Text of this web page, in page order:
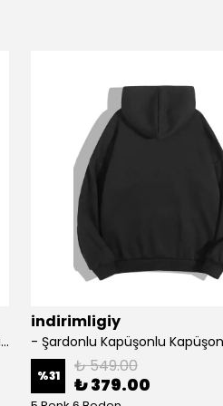
- Şardonlu Kapüşonlu Kapüşonlu Kanguru Cep Oversize Lastik Paça Sweatshirt Takimi
indirimligiy
%31 ₺ 549.00
₺ 379.00